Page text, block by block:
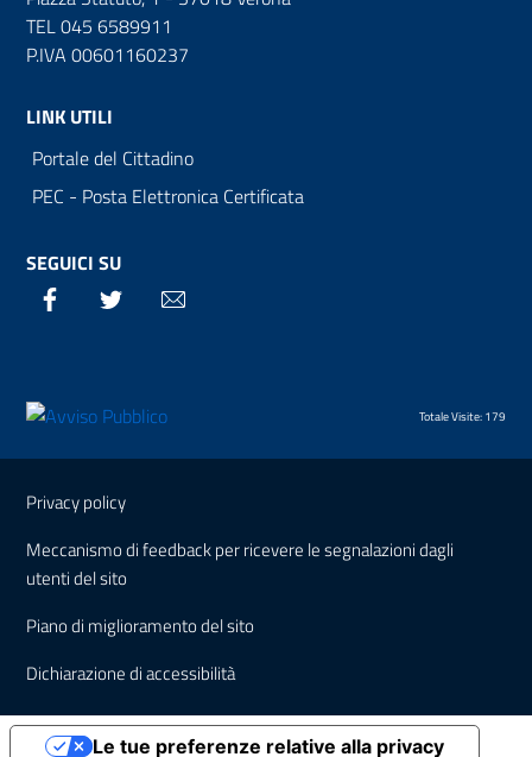
TEL 045 6589911
P.IVA 00601160237
LINK UTILI
Portale del Cittadino
PEC - Posta Elettronica Certificata
SEGUICI SU
Facebook Twitter
Totale Visite: 179
Sezione Link Utili
Privacy policy
Meccanismo di feedback per ricevere le segnalazioni dagli
utenti del sito
Piano di miglioramento del sito
Dichiarazione di accessibilità
Le tue preferenze relative alla privacy